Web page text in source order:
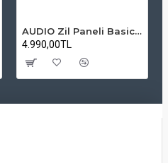
AUDIO Zil Paneli Basic Hpli Çift Buton 20'li Sesli Apartman Diafon Kapı Paneli
4.990,00TL